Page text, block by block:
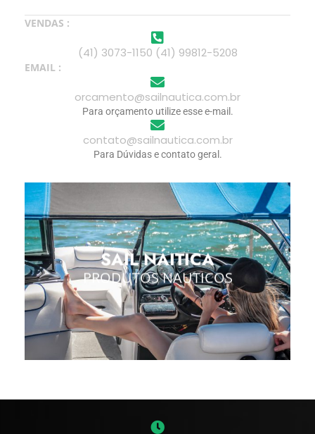
VENDAS :
(41) 3073-1150 (41) 99812-5208
EMAIL :
orcamento@sailnautica.com.br
Para orçamento utilize esse e-mail.
contato@sailnautica.com.br
Para Dúvidas e contato geral.
SAIL NÁITICA
PRODUTOS NAUTICOS